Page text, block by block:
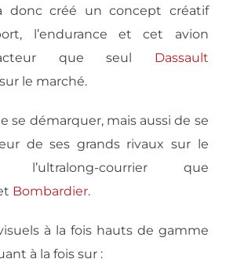
donc créé un concept créatif
l’endurance et cet avion
que seul Dassault
le marché.
se démarquer, mais aussi de se
de ses grands rivaux sur le
courrier que
Bombardier.
à la fois hauts de gamme
à la fois sur :